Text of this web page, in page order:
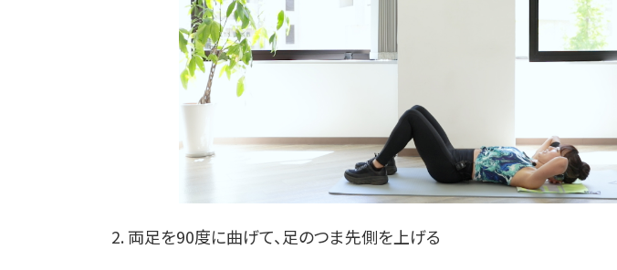
2. 両足を90度に曲げて、足のつま先側を上げる